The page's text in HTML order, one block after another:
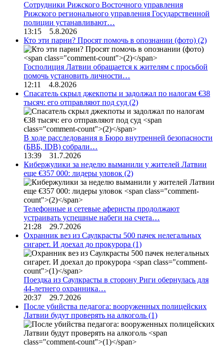
Сотрудники Рижского Восточного управления
Рижского регионального управления Государственной
полиции устанавливают…
13:15 5.8.2026
Кто эти парни? Просят помочь в опознании (фото) (2)
Госполиция Латвии обращается к жителям с просьбой
помочь установить личности…
12:11 4.8.2026
Спасатель скрыл джекпоты и задолжал по налогам €38
тысяч: его отправляют под суд (2)
В ходе расследования в Бюро внутренней безопасности
(БВБ, IDB) собрали…
13:39 31.7.2026
Кибержулики за неделю выманили у жителей Латвии
еще €357 000: лидеры уловок (2)
Телефонные и сетевые аферисты продолжают
устраивать успешные набеги на счета…
21:28 29.7.2026
Охранник вез из Саулкрасты 500 пачек нелегальных
сигарет. И доехал до прокурора (1)
Поездка из Саулкрасты в сторону Риги обернулась для
44-летнего охранника…
20:37 29.7.2026
После убийства педагога: вооруженных полицейских
Латвии будут проверять на алкоголь (1)